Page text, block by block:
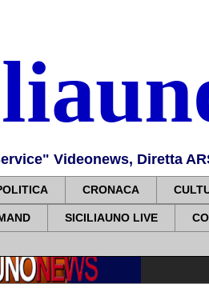
Videonews, Diretta
CRONACA
SICILIAUNO LIVE